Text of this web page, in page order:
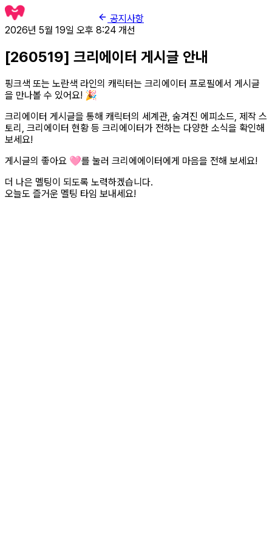
공지사항
2026년 5월 19일 오후 8:24 개선
[260519] 크리에이터 게시글 안내
핑크색 또는 노란색 라인의 캐릭터는 크리에이터 프로필에서 게시글
을 만나볼 수 있어요! 🎉
크리에이터 게시글을 통해 캐릭터의 세계관, 숨겨진 에피소드, 제작 스
토리, 크리에이터 현황 등 크리에이터가 전하는 다양한 소식을 확인해
보세요!
게시글의 좋아요 🩷를 눌러 크리에에이터에게 마음을 전해 보세요!
더 나은 멜팅이 되도록 노력하겠습니다.
오늘도 즐거운 멜팅 타임 보내세요!